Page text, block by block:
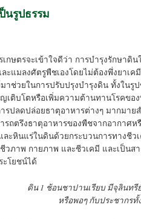
นรูปธรรม
กษตรจะเข้าใจดีว่า การบำรุงรักษา
ะแมลงศัตรูพืชเองโดยไม่ต้องพึ่งยาเ
าช่วยในการปรับปรุงบำรุงดิน ทั้งใน
เติบโตหรือเพิ่มความต้านทานโรคข
รปลดปล่อยธาตุอาหารต่างๆ มากมา
รถตรึงธาตุอาหารของพืชจากอากาศ
ละหินแร่ในดินด้วยกระบวนการทางชี
ภาพ กายภาพ และชีวเคมี และเป็นส
ะโยชน์ได้
ดิน 1 ช้อนชาปานเรียบ มีจุลินทรี
หรือพอๆ กับประชากร